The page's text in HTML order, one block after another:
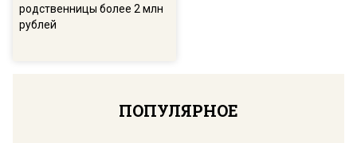
родственницы более 2 млн
рублей
ПОПУЛЯРНОЕ